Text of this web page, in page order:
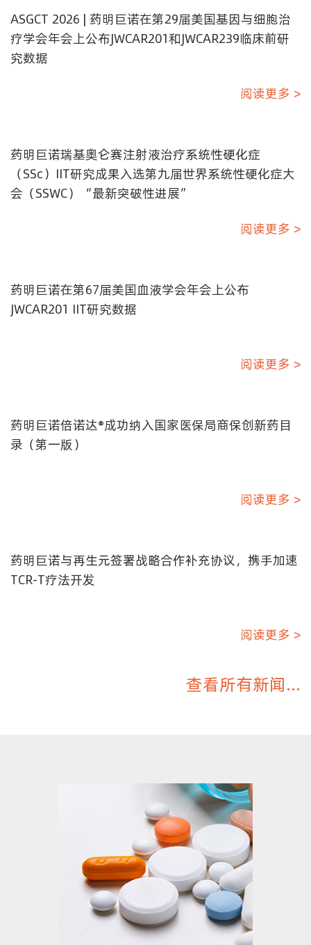
ASGCT 2026 | 药明巨诺在第29届美国基因与细胞治
疗学会年会上公布JWCAR201和JWCAR239临床前研
究数据
阅读更多 >
药明巨诺瑞基奥仑赛注射液治疗系统性硬化症
（SSc）IIT研究成果入选第九届世界系统性硬化症大
会（SSWC）“最新突破性进展”
阅读更多 >
药明巨诺在第67届美国血液学会年会上公布
JWCAR201 IIT研究数据
阅读更多 >
药明巨诺倍诺达®成功纳入国家医保局商保创新药目
录（第一版）
阅读更多 >
药明巨诺与再生元签署战略合作补充协议，携手加速
TCR-T疗法开发
阅读更多 >
查看所有新闻...